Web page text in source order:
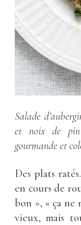
Salade
et noix de pin
gourmande et
Des plats
en cours de
bon », « ça ne
vieux, mais